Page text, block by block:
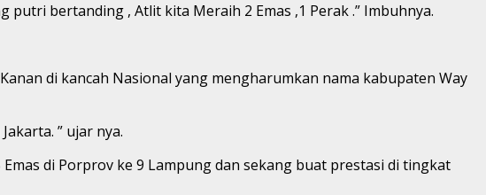
putri bertanding , Atlit kita Meraih 2 Emas ,1 Perak .” Imbuhnya.
di kancah Nasional yang mengharumkan nama kabupaten Way
” ujar nya.
di Porprov ke 9 Lampung dan sekang buat prestasi di tingkat